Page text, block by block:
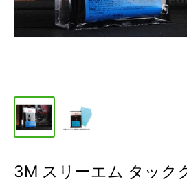
3M スリーエム タック